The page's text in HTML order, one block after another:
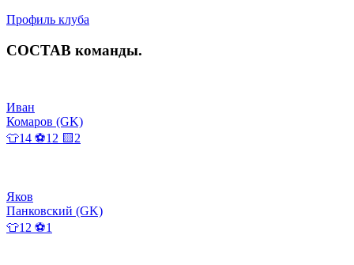
Профиль клуба
СОСТАВ команды.
Иван
Комаров (GK)
👕14 ⚽12 🟨2
Яков
Панковский (GK)
👕12 ⚽1